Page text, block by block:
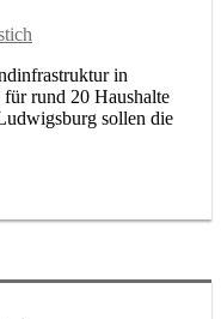
in
für rund 20 Haushalte
sollen die